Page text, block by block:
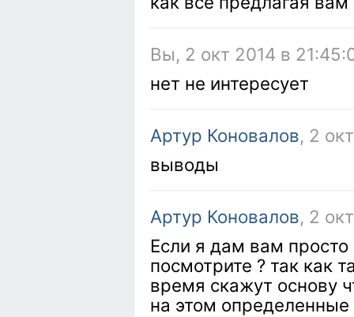
Вы, 2 окт 2014 в
нет не интересует
Артур Коновалов, 2
выводы
Артур Коновалов, 2
Если я дам вам
посмотрите ? так как
время скажут основу
на этом